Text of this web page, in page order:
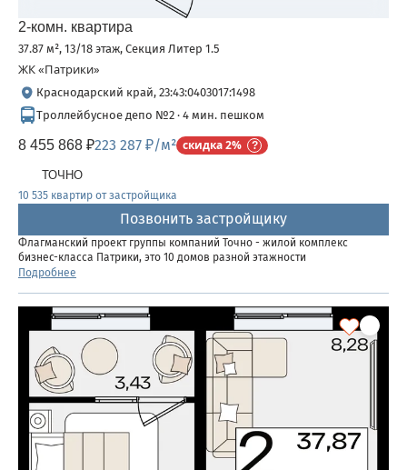
2-комн. квартира
37.87 м², 13/18 этаж, Секция Литер 1.5
ЖК «Патрики»
Краснодарский край, 23:43:0403017:1498
Троллейбусное депо №2 · 4 мин. пешком
8 455 868 ₽223 287 ₽/м² скидка 2%
ТОЧНО
10 535 квартир от застройщика
Позвонить застройщику
Флагманский проект группы компаний Точно - жилой комплекс
бизнес-класса Патрики, это 10 домов разной этажности
расположившихся на 28,5 гектарах. Жилой комплекс с концепцией
Подробнее